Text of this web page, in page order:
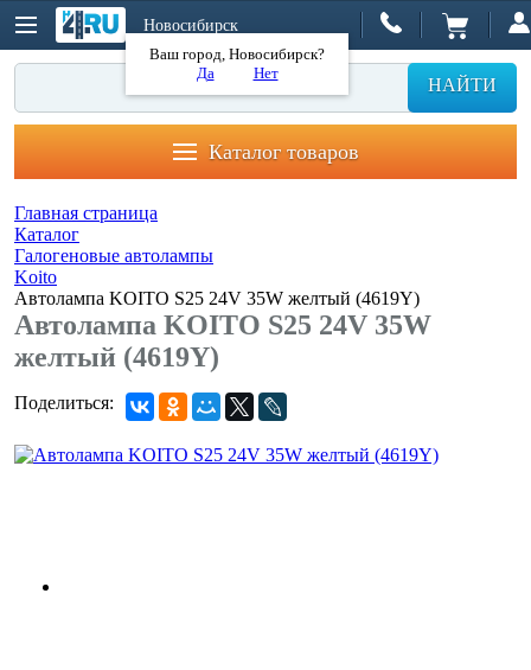
Новосибирск
Ваш город, Новосибирск?
Да
Нет
НАЙТИ
Каталог товаров
Главная страница
Каталог
Галогеновые автолампы
Koito
Автолампа KOITO S25 24V 35W желтый (4619Y)
Автолампа KOITO S25 24V 35W
желтый (4619Y)
Поделиться: